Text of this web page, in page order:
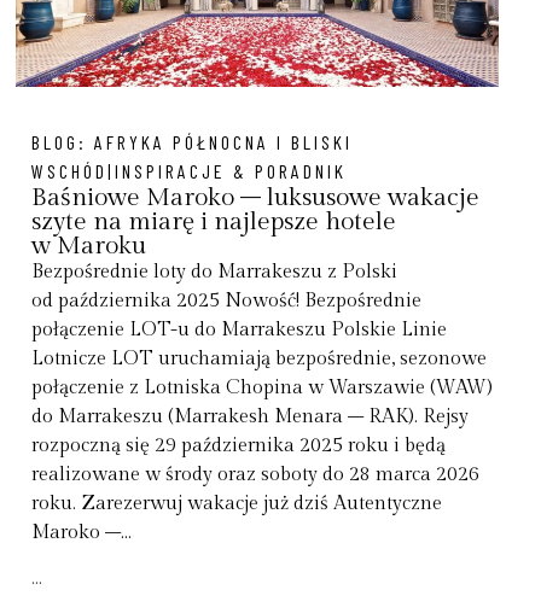
BLOG:AFRYKA PÓŁNOCNA I BLISKI
WSCHÓD|INSPIRACJE & PORADNIK
Baśniowe Maroko – luksusowe wakacje
szyte na miarę i najlepsze hotele
w Maroku
Bezpośrednie loty do Marrakeszu z Polski
od października 2025 Nowość! Bezpośrednie
połączenie LOT-u do Marrakeszu Polskie Linie
Lotnicze LOT uruchamiają bezpośrednie, sezonowe
połączenie z Lotniska Chopina w Warszawie (WAW)
do Marrakeszu (Marrakesh Menara – RAK). Rejsy
rozpoczną się 29 października 2025 roku i będą
realizowane w środy oraz soboty do 28 marca 2026
roku. Zarezerwuj wakacje już dziś Autentyczne
Maroko –...
...